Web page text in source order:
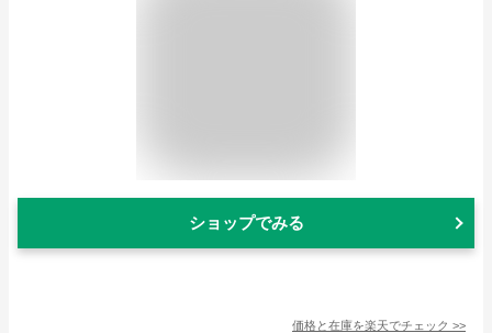
ショップでみる
価格と在庫を楽天でチェック >>